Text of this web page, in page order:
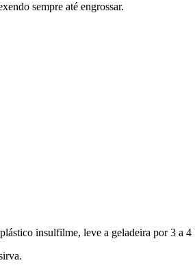
sempre até engrossar.
insulfilme, leve a geladeira por 3 a 4